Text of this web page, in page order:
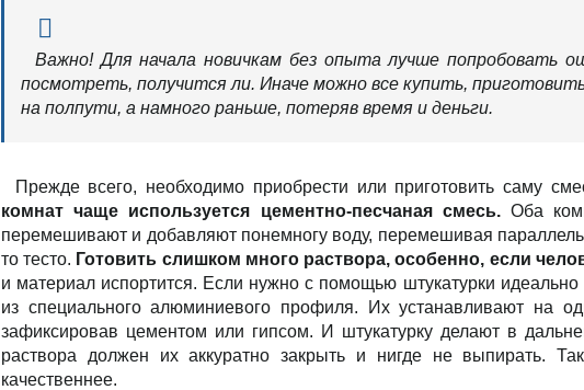
Важно! Для начала новичкам без опыта лучше попробовать
посмотреть, получится ли. Иначе можно все купить,
на полпути, а намного раньше, потеряв время и деньги.
Прежде всего, необходимо приобрести или приготовить саму
комнат чаще используется цементно-песчаная смесь.Оба
перемешивают и добавляют понемногу воду, перемешивая
то тесто. Готовить слишком много раствора, особенно, если
и материал испортится. Если нужно с помощью штукатурки
из специального алюминиевого профиля. Их устанавливают на
зафиксировав цементом или гипсом. И штукатурку делают в
раствора должен их аккуратно закрыть и нигде не выпирать.
качественнее.